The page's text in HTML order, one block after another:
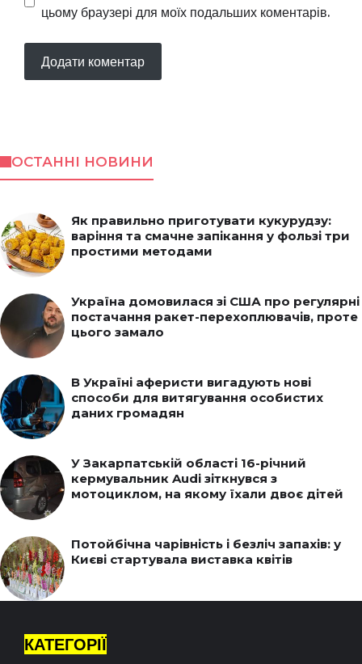
цьому браузері для моїх подальших коментарів.
ОСТАННІ НОВИНИ
Як правильно приготувати кукурудзу:
варіння та смачне запікання у фользі три
простими методами
Україна домовилася зі США про регулярні
постачання ракет-перехоплювачів, проте
цього замало
В Україні аферисти вигадують нові
способи для витягування особистих
даних громадян
У Закарпатській області 16-річний
кермувальник Audi зіткнувся з
мотоциклом, на якому їхали двоє дітей
Потойбічна чарівність і безліч запахів: у
Києві стартувала виставка квітів
КАТЕГОРІЇ